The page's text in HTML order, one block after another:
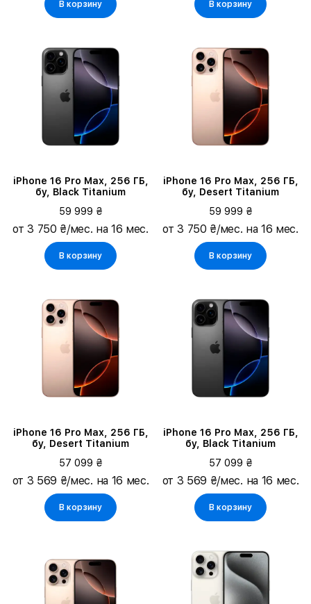
В корзину В корзину
iPhone 16 Pro Max, 256 ГБ,
бу, Black Titanium
59 999 ₴
от 3 750 ₴/мес. на 16 мес.
В корзину
iPhone 16 Pro Max, 256 ГБ,
бу, Desert Titanium
59 999 ₴
от 3 750 ₴/мес. на 16 мес.
В корзину
iPhone 16 Pro Max, 256 ГБ,
бу, Desert Titanium
57 099 ₴
от 3 569 ₴/мес. на 16 мес.
В корзину
iPhone 16 Pro Max, 256 ГБ,
бу, Black Titanium
57 099 ₴
от 3 569 ₴/мес. на 16 мес.
В корзину